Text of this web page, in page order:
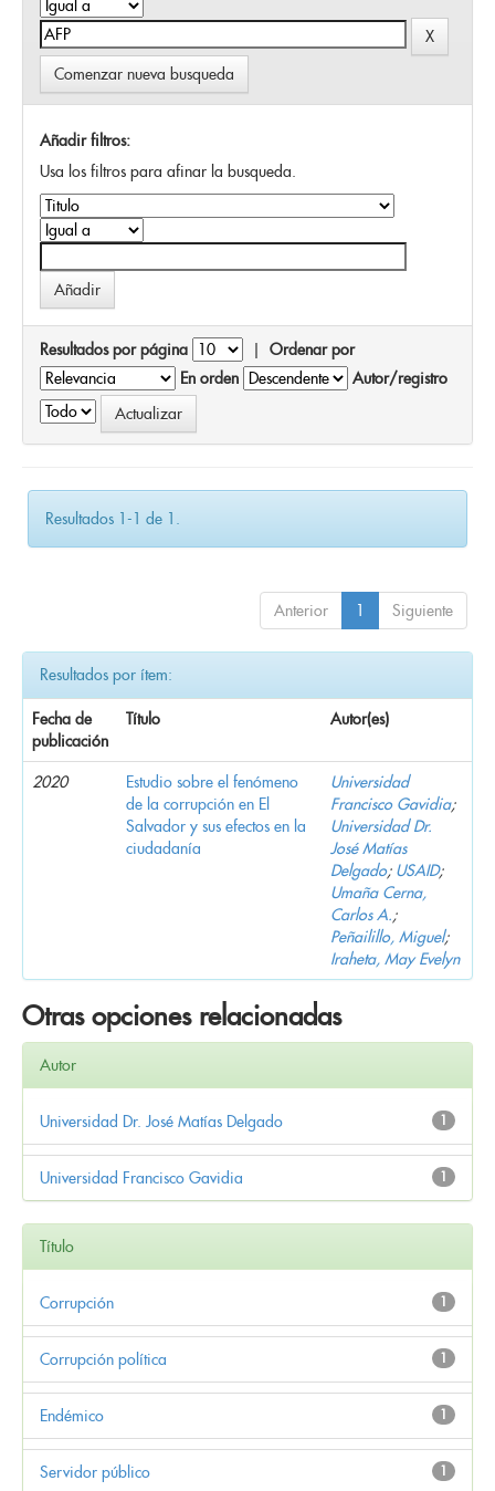
Comenzar nueva busqueda
Añadir filtros:
Usa los filtros para afinar la busqueda.
Resultados por página | Ordenar por
En orden
Autor/registro
Resultados 1-1 de 1.
Anterior 1 Siguiente
Resultados por ítem:
Fecha de
publicación
Título Autor(es)
2020
Estudio sobre el fenómeno
de la corrupción en El
Salvador y sus efectos en la
ciudadanía
Universidad
Francisco Gavidia;
Universidad Dr.
José Matías
Delgado; USAID;
Umaña Cerna,
Carlos A.;
Peñailillo, Miguel;
Iraheta, May Evelyn
Otras opciones relacionadas
Autor
1
Universidad Dr. José Matías Delgado
1
Universidad Francisco Gavidia
Título
1
Corrupción
1
Corrupción política
1
Endémico
1
Servidor público